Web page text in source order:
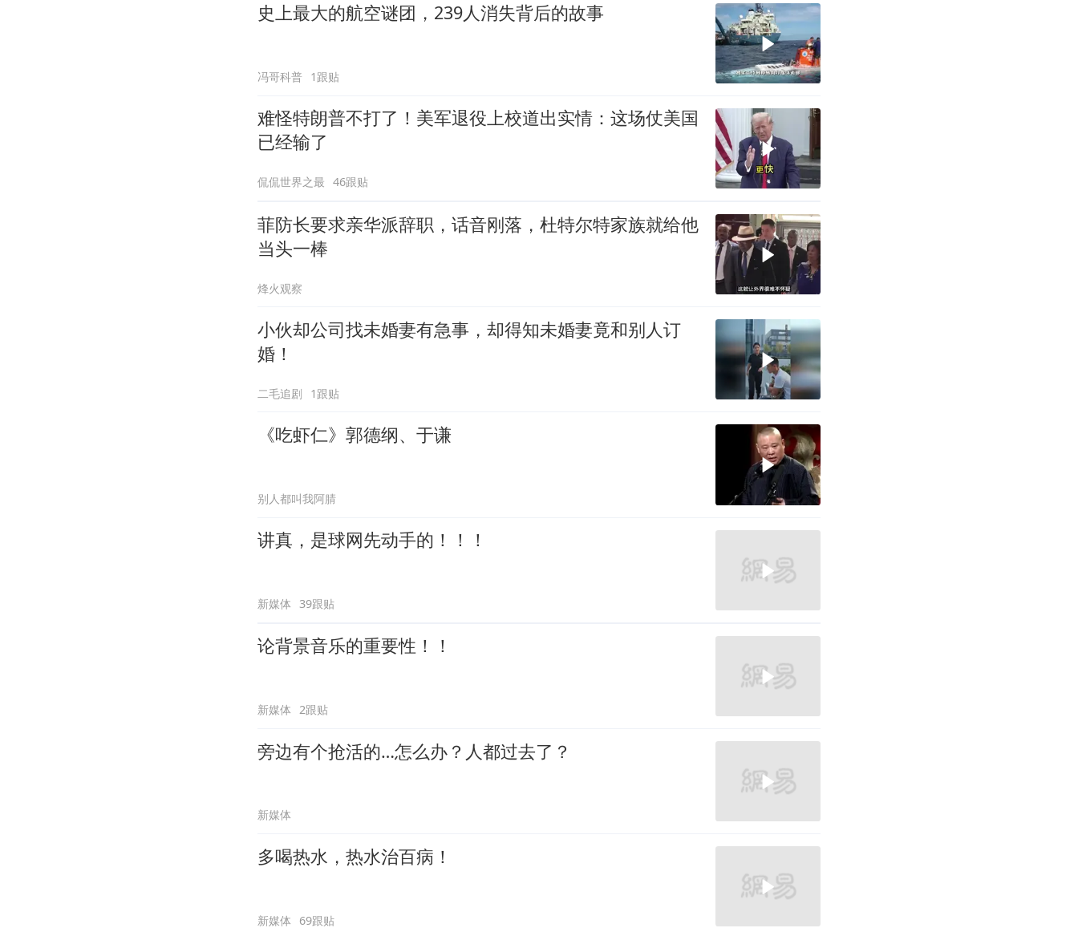
史上最大的航空谜团，239人消失背后的故事
冯哥科普 1跟贴
难怪特朗普不打了！美军退役上校道出实情：这场仗美国
已经输了
侃侃世界之最 46跟贴
菲防长要求亲华派辞职，话音刚落，杜特尔特家族就给他
当头一棒
烽火观察
小伙却公司找未婚妻有急事，却得知未婚妻竟和别人订
婚！
二毛追剧 1跟贴
《吃虾仁》郭德纲、于谦
别人都叫我阿腈
讲真，是球网先动手的！！！
新媒体 39跟贴
论背景音乐的重要性！！
新媒体 2跟贴
旁边有个抢活的…怎么办？人都过去了？
新媒体
多喝热水，热水治百病！
新媒体 69跟贴